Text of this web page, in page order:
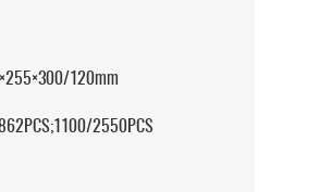
120mm
2550PCS